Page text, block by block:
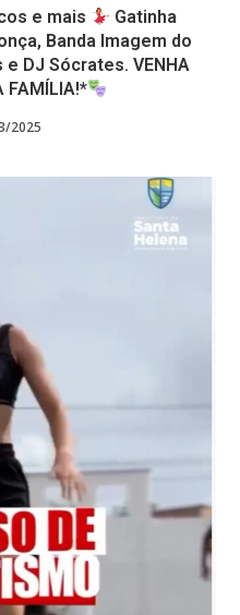
e mais
Gatinha
Banda Imagem do
e DJ Sócrates. VENHA
FAMÍLIA!*
2025